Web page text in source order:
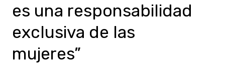
es una responsabilidad
exclusiva de las
mujeres”